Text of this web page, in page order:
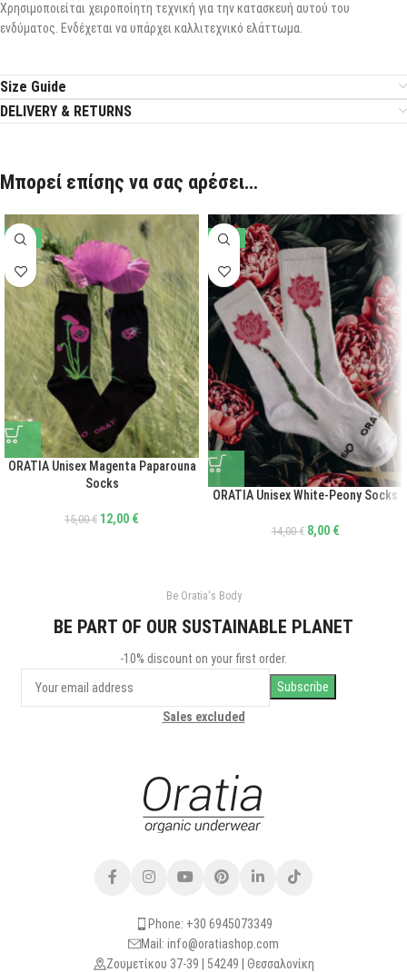
Χρησιμοποιείται χειροποίητη τεχνική για την κατασκευή αυτού του
ενδύματος. Ενδέχεται να υπάρχει καλλιτεχνικό ελάττωμα.
Size Guide
DELIVERY & RETURNS
Μπορεί επίσης να σας αρέσει…
-20%
ORATIA Unisex Magenta Paparouna
Socks
15,00€ 12,00 €
-43%
ORATIA Unisex White-Peony Socks
14,00€ 8,00 €
Be Oratia's Body
BE PART OF OUR SUSTAINABLE PLANET
-10% discount on your first order.
Sales excluded
Phone: +30 6945073349
Mail: info@oratiashop.com
Ζουμετίκου 37-39 | 54249 | Θεσσαλονίκη